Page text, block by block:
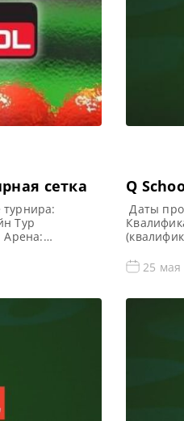
сетка
Тур
Арена:
Победитель
Q School
Q
Даты
город,
[…]
25 мая